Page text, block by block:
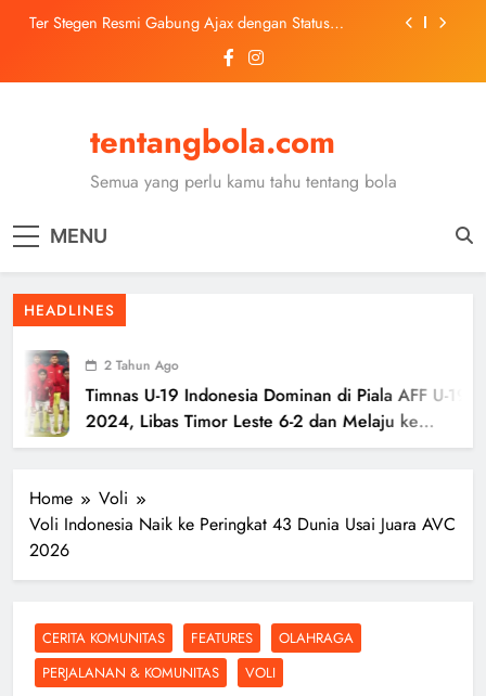
SkipTer Stegen Resmi Gabung Ajax dengan Status
Trabzonspor Mulai Negosiasi Mohamed Salah, Tes
Medis Dijadwalkan 5 Agustus
2026, Siap Tatap Putaran Provinsi
Kerolin Resmi Gabung Barcelona, Transfer
Dilaporkan Pecahkan Rekor Penjualan WSL
Pinjaman dari Barcelona
Trabzonspor Mulai Negosiasi Mohamed Salah, Tes
Medis Dijadwalkan 5 Agustus
Malang United U-13 Juara Piala Soeratin Kota Malang
2026, Siap Tatap Putaran Provinsi
tentangbola.com
Semua yang perlu kamu tahu tentang bola
MENU
HEADLINES
2 Tahun Ago
Timnas U-19 Indonesia Dominan di Piala AFF U-19
2024, Libas Timor Leste 6-2 dan Melaju ke
Semifinal
Home
Voli
Voli Indonesia Naik ke Peringkat 43 Dunia Usai Juara AVC
2026
CERITA KOMUNITAS FEATURES
OLAHRAGA
PERJALANAN & KOMUNITAS
VOLI